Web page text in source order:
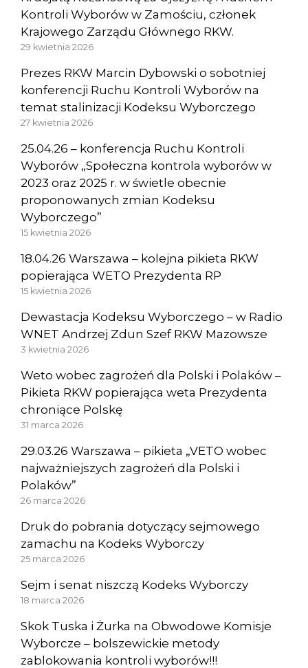
Kontroli Wyborów w Zamościu, członek
Krajowego Zarządu Głównego RKW.
29 kwietnia 2026
Prezes RKW Marcin Dybowski o sobotniej
konferencji Ruchu Kontroli Wyborów na
temat stalinizacji Kodeksu Wyborczego
27 kwietnia 2026
25.04.26 – konferencja Ruchu Kontroli
Wyborów „Społeczna kontrola wyborów w
2023 oraz 2025 r. w świetle obecnie
proponowanych zmian Kodeksu
Wyborczego”
15 kwietnia 2026
18.04.26 Warszawa – kolejna pikieta RKW
popierająca WETO Prezydenta RP
15 kwietnia 2026
Dewastacja Kodeksu Wyborczego – w Radio
WNET Andrzej Zdun Szef RKW Mazowsze
3 kwietnia 2026
Weto wobec zagrożeń dla Polski i Polaków –
Pikieta RKW popierająca weta Prezydenta
chroniące Polskę
31 marca 2026
29.03.26 Warszawa – pikieta „VETO wobec
najważniejszych zagrożeń dla Polski i
Polaków”
26 marca 2026
Druk do pobrania dotyczący sejmowego
zamachu na Kodeks Wyborczy
25 marca 2026
Sejm i senat niszczą Kodeks Wyborczy
18 marca 2026
Skok Tuska i Żurka na Obwodowe Komisje
Wyborcze – bolszewickie metody
zablokowania kontroli wyborów!!!